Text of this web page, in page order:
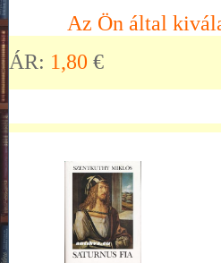
Az Ön által
ÁR: 1,80 €